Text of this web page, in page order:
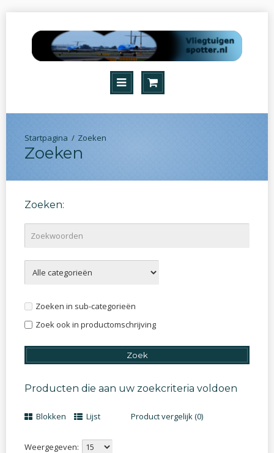
Zoeken
Zoeken
Zoeken:
Zoeken in sub-categorieën
Zoek ook in productomschrijving
Producten die aan uw zoekcriteria voldoen
Blokken Lijst Product vergelijk (0)
Weergegeven: